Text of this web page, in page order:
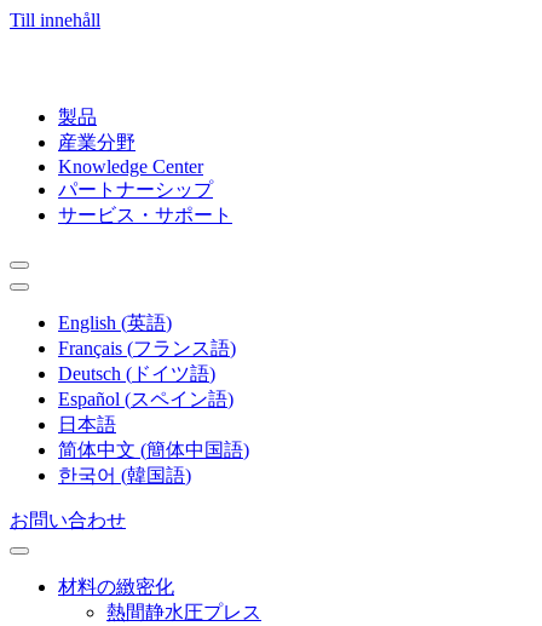
Till innehåll
製品
産業分野
Knowledge Center
パートナーシップ
サービス・サポート
English (英語)
Français (フランス語)
Deutsch ( ドイツ語)
Español (スペイン語)
日本語
简体中文 (簡体中国語)
한국어 (韓国語)
お問い合わせ
材料の緻密化
熱間静水圧プレス